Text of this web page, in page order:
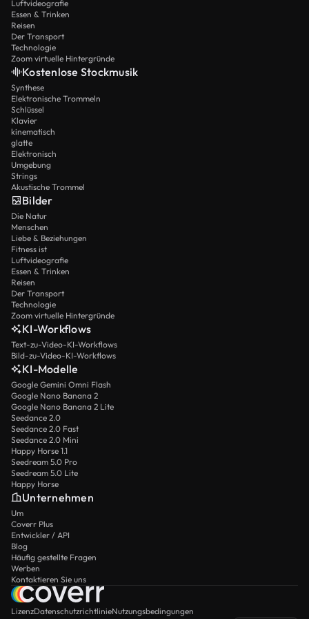
Luftvideografie
Essen & Trinken
Reisen
Der Transport
Technologie
Zoom virtuelle Hintergründe
Kostenlose Stockmusik
Synthese
Elektronische Trommeln
Schlüssel
Klavier
kinematisch
glatte
Elektronisch
Umgebung
Strings
Akustische Trommel
Bilder
Die Natur
Menschen
Liebe & Beziehungen
Fitness ist
Luftvideografie
Essen & Trinken
Reisen
Der Transport
Technologie
Zoom virtuelle Hintergründe
KI-Workflows
Text-zu-Video-KI-Workflows
Bild-zu-Video-KI-Workflows
KI-Modelle
Google Gemini Omni Flash
Google Nano Banana 2
Google Nano Banana 2 Lite
Seedance 2.0
Seedance 2.0 Fast
Seedance 2.0 Mini
Happy Horse 1.1
Seedream 5.0 Pro
Seedream 5.0 Lite
Happy Horse
Unternehmen
Um
Coverr Plus
Entwickler / API
Blog
Häufig gestellte Fragen
Werben
Kontaktieren Sie uns
LizenzDatenschutzrichtlinieNutzungsbedingungen